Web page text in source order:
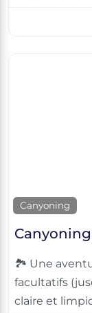
Canyoning
🏞️ Une
facultatifs
claire et